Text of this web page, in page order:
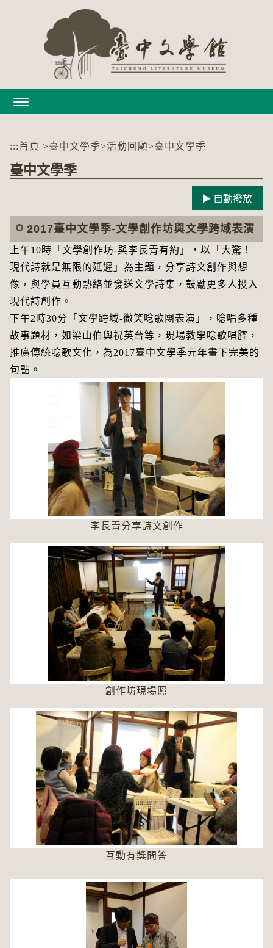
:::首頁 >臺中文學季>活動回顧>臺中文學季
臺中文學季
自動撥放
2017臺中文學季-文學創作坊與文學跨域表演
上午10時「文學創作坊-與李長青有約」，以「大驚！
現代詩就是無限的延遲」為主題，分享詩文創作與想
像，與學員互動熱絡並發送文學詩集，鼓勵更多人投入
現代詩創作。
下午2時30分「文學跨域-微笑唸歌團表演」，唸唱多種
故事題材，如梁山伯與祝英台等，現場教學唸歌唱腔，
推廣傳統唸歌文化，為2017臺中文學季元年畫下完美的
句點。
李長青分享詩文創作
創作坊現場照
互動有獎問答